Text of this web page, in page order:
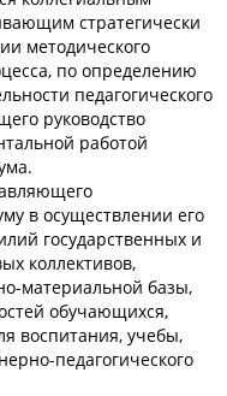
стратегически
методического
по определению
педагогического
руководство
работой
в осуществлении его
государственных и
коллективов,
материальной базы,
обучающихся,
воспитания, учебы,
педагогического